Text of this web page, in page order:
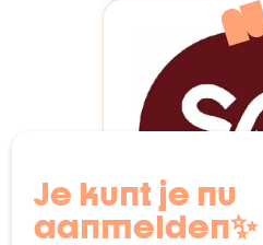
Je kunt je nu
aanmelden✨